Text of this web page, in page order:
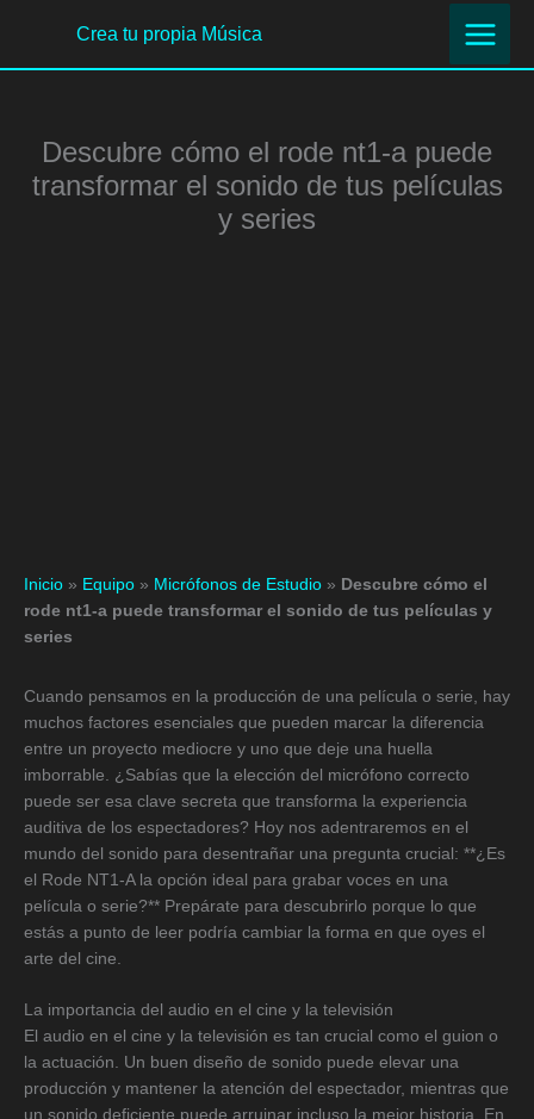
contenido
Crea tu propia Música
Descubre cómo el rode nt1-a puede
transformar el sonido de tus películas
y series
Inicio » Equipo » Micrófonos de Estudio » Descubre cómo el
rode nt1-a puede transformar el sonido de tus películas y
series
Cuando pensamos en la producción de una película o serie, hay
muchos factores esenciales que pueden marcar la diferencia
entre un proyecto mediocre y uno que deje una huella
imborrable. ¿Sabías que la elección del micrófono correcto
puede ser esa clave secreta que transforma la experiencia
auditiva de los espectadores? Hoy nos adentraremos en el
mundo del sonido para desentrañar una pregunta crucial: **¿Es
el Rode NT1-A la opción ideal para grabar voces en una
película o serie?** Prepárate para descubrirlo porque lo que
estás a punto de leer podría cambiar la forma en que oyes el
arte del cine.
La importancia del audio en el cine y la televisión
El audio en el cine y la televisión es tan crucial como el guion o
la actuación. Un buen diseño de sonido puede elevar una
producción y mantener la atención del espectador, mientras que
un sonido deficiente puede arruinar incluso la mejor historia. En